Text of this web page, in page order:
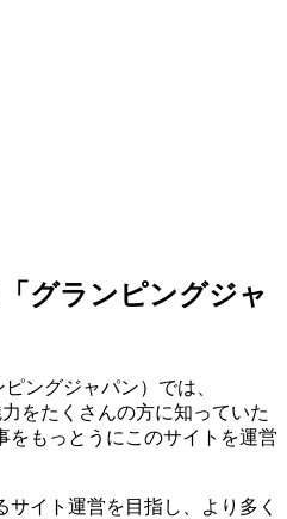
グランピングジャ
ングジャパン）では、
をたくさんの方に知っていた
をもっとうにこのサイトを運営
イト運営を目指し、より多く